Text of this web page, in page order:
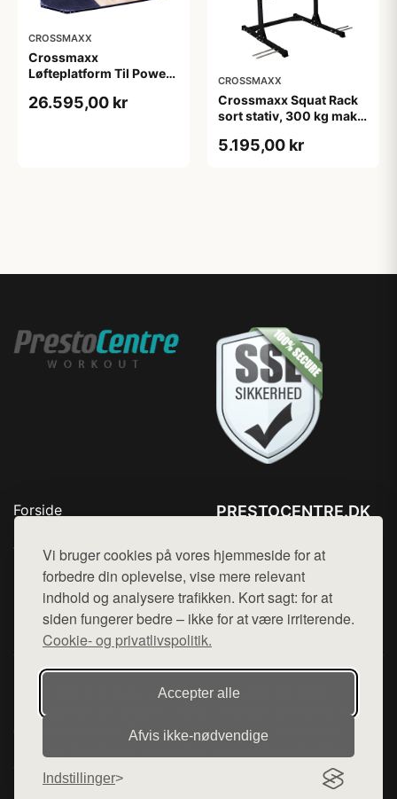
Vi bruger cookies på vores hjemmeside for at
forbedre din oplevelse, vise mere relevant
indhold og analysere trafikken. Kort sagt: for at
siden fungerer bedre – ikke for at være irriterende.
Cookie- og privatlivspolitik.
Accepter alle
Afvis ikke‑nødvendige
Indstillinger
CROSSMAXX
Crossmaxx
Løfteplatform Til Power
26.595,00 kr
CROSSMAXX
Crossmaxx Squat Rack
sort stativ, 300 kg maks.
5.195,00 kr
Forside
Top Rabatter
Kontakt
PRESTOCENTRE.DK
Mail: hej@want.dk
Cookie- og privatlivspolitik
Denne side er en del af want.dk, der udgiver en række
hjemmesider med præsentation af forskellige produkter fra
diverse webshops. Der sælges ikke varer fra denne side - vi
henviser til de shops, som sælger varen. Vi har heller ikke
varerne på lager.